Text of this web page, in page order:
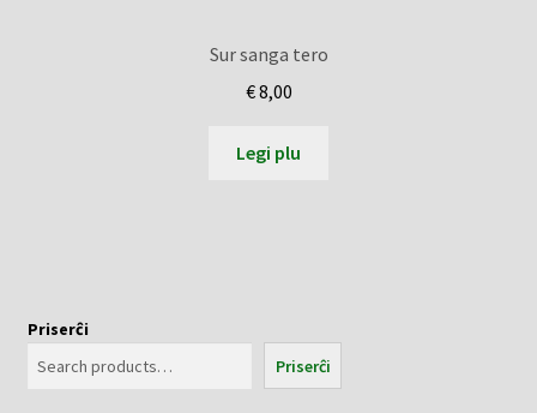
Sur sanga tero
€8,00
Legi plu
Priserĉi
Priserĉi